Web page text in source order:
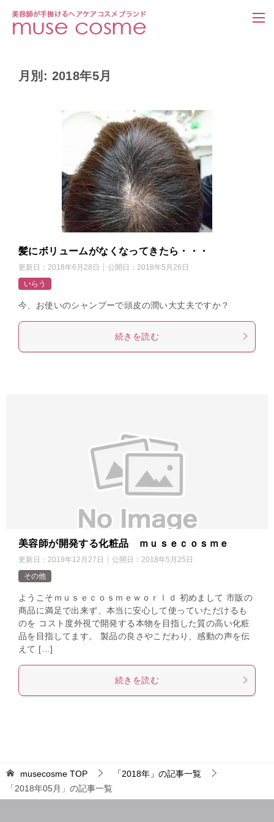
月別: 2018年5月
髪にボリュームがなくなってきたら・・・
更新日： 2018年6月28日 公開日： 2018年5月26日
いらう
今、お使いのシャンプーで頭皮の潤い大丈夫ですか？
続きを読む
美容師が開発する化粧品 ｍｕｓｅｃｏｓｍｅ
更新日： 2019年12月27日 公開日： 2018年5月25日
その他
ようこそｍｕｓｅｃｏｓｍｅｗｏｒｌｄ 初めまして 市販の
商品に満足で出来ず、本当に安心して使っていただけるも
のを コスト度外視で開発する本物を目指した質の高い化粧
品を目指してます。 製品の良さやこだわり、感動の声を伝
えて […]
続きを読む
musecosme TOP
「2018年」の記事一覧
「2018年05月」の記事一覧